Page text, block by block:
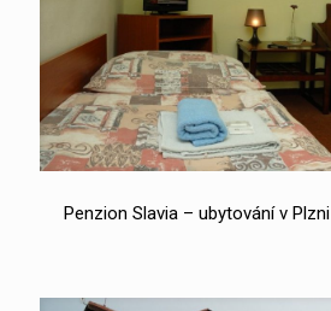
Penzion Slavia – ubytování v Plzni